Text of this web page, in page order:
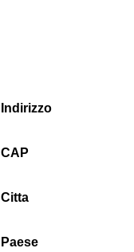
Indirizzo
CAP
Citta
Paese